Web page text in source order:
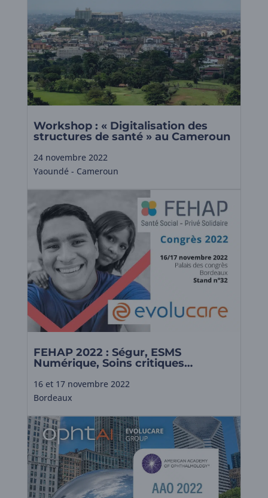
Workshop : « Digitalisation des
structures de santé » au Cameroun
24 novembre 2022
Yaoundé - Cameroun
FEHAP 2022 : Ségur, ESMS
Numérique, Soins critiques…
16 et 17 novembre 2022
Bordeaux